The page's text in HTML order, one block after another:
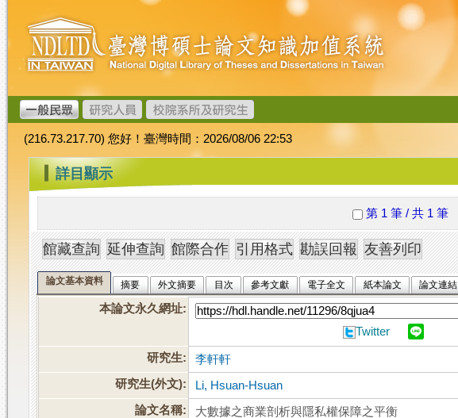
跳
到
主
要
內
容
臺
灣
博
碩
士
論
文
加
值
系
統
(216.73.217.70) 您好！臺灣時間：2026/08/06 22:53
::: 詳目顯示
第 1 筆 / 共 1 筆
論文基本資料 摘要 外文摘要 目次 參考文獻 電子全文 紙本論文 論文連結
本論文永久網址:
Twitter
研究生:
李軒軒
研究生(外文):
Li, Hsuan-Hsuan
論文名稱:
大數據之商業剖析與隱私權保障之平衡